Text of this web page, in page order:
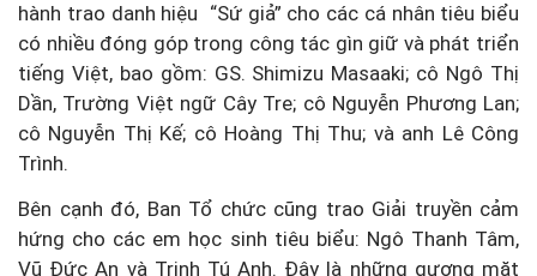
hành trao danh hiệu “Sứ giả” cho các cá nhân tiêu biểu
có nhiều đóng góp trong công tác gìn giữ và phát triển
tiếng Việt, bao gồm: GS. Shimizu Masaaki; cô Ngô Thị
Dần, Trường Việt ngữ Cây Tre; cô Nguyễn Phương Lan;
cô Nguyễn Thị Kế; cô Hoàng Thị Thu; và anh Lê Công
Trình.
Bên cạnh đó, Ban Tổ chức cũng trao Giải truyền cảm
hứng cho các em học sinh tiêu biểu: Ngô Thanh Tâm,
Vũ Đức An và Trịnh Tú Anh. Đây là những gương mặt